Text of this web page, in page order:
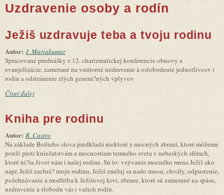
Uzdravenie osoby a rodín
Ježiš uzdravuje teba a tvoju rodinu
Autor: J. Mariakumar
Spracované prednášky z 12. charizmatickej konferencie obnovy a
evanjelizácie, zamerané na vnútorné uzdravenie a oslobodenie jednotlivcov i
rodín a odstránenie zlých genera?ných vplyvov
Čítať ďalej
Kniha pre rodinu
Autor: R. Castro
Na základe Božieho slova predkladá niektoré z mocných zbraní, ktoré môžeme
použi proti kniežatstvám a mocnostiam temného sveta v nebeských sférach,
ktoré ni?ia život nám i našej rodine. Sú to: vzývania mocného mena Ježiš ako
napr. Ježiš zachrá? moju rodinu, Ježiš zmiluj sa nado mnou, chvály, odpustenie,
požehnávanie a modlitba k Ježišovej krvi, zbrane, ktoré sú zamerané na spásu,
uzdravenie a slobodu vás i vašich rodín.